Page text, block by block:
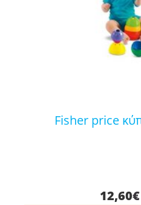
fisher price
12,60€